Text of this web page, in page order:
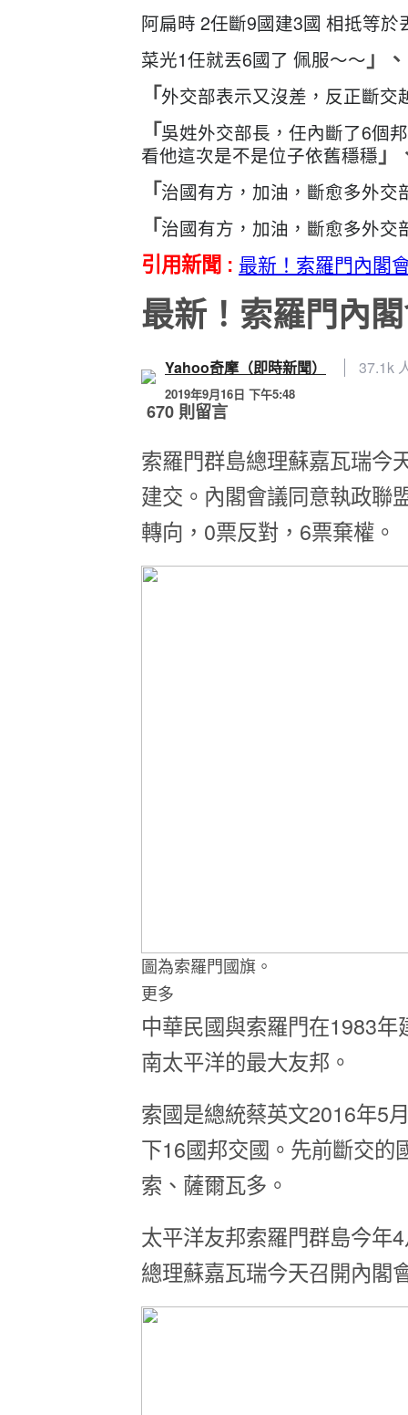
阿扁時 2任斷9國建3國 相抵等於
菜光1任就丟6國了 佩服～～ 」、
「 外交部表示又沒差，反正斷交
「 吳姓外交部長，任內斷了6個
看他這次是不是位子依舊穩穩 」
「 治國有方，加油，斷愈多外
「 治國有方，加油，斷愈多外
引用新聞 : 最新！索羅門內閣
最新！索羅門內
Yahoo奇摩（即時新聞） 37.1k
2019年9月16日 下午5:48
670 則留言
索羅門群島總理蘇嘉瓦瑞今
建交。內閣會議同意執政聯
轉向，0票反對，6票棄權。
圖為索羅門國旗。
更多
中華民國與索羅門在1983
南太平洋的最大友邦。
索國是總統蔡英文2016年5
下16國邦交國。先前斷交的
索、薩爾瓦多。
太平洋友邦索羅門群島今年
總理蘇嘉瓦瑞今天召開內閣